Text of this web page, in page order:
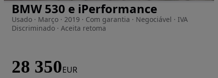
Imagem 1 de 28
BMW 530 e iPerformance
Usado · Março · 2019 · Com garantia · Negociável · IVA
Discriminado · Aceita retoma
28 350EUR